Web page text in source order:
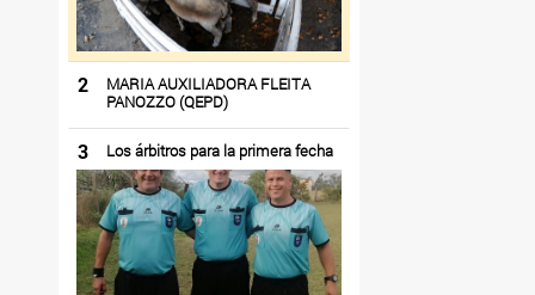
2
MARIA AUXILIADORA FLEITA
PANOZZO (QEPD)
3 Los árbitros para la primera fecha